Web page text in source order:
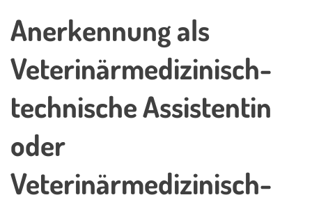
Anerkennung als
Veterinärmedizinisch-
technische Assistentin
oder
Veterinärmedizinisch-